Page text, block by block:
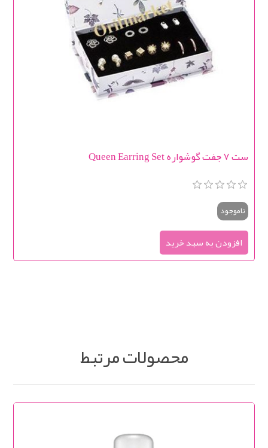
ست 7 جفت گوشواره Queen Earring Set
ناموجود
محصولات مرتبط